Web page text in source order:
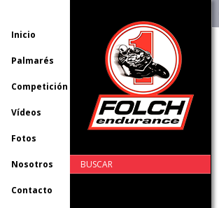
Inicio
Palmarés
Competición
Vídeos
Fotos
Nosotros
Contacto
BUSCAR